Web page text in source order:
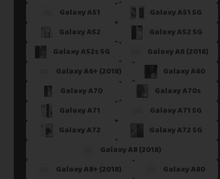
Galaxy A51
Galaxy A51 5G
Galaxy A52
Galaxy A52 5G
Galaxy A52s 5G
Galaxy A6 (2018)
Galaxy A6+ (2018)
Galaxy A60
Galaxy A70
Galaxy A70s
Galaxy A71
Galaxy A71 5G
Galaxy A72
Galaxy A72 5G
Galaxy A8 (2018)
Galaxy A8+ (2018)
Galaxy A80